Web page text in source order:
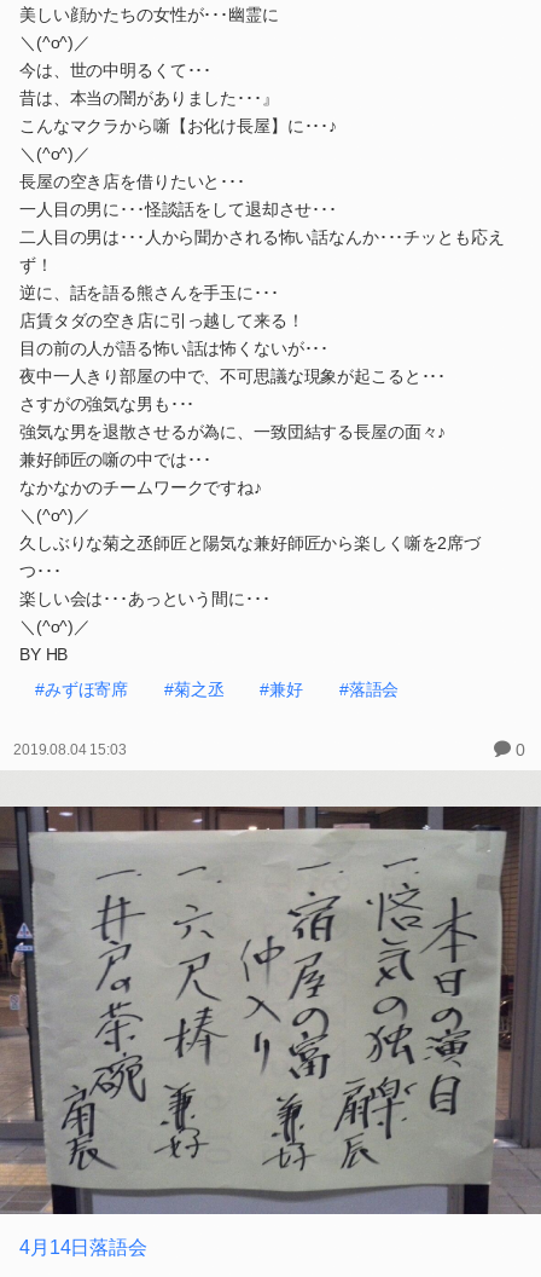
美しい顔かたちの女性が･･･幽霊に
＼(^o^)／
今は、世の中明るくて･･･
昔は、本当の闇がありました･･･』
こんなマクラから噺【お化け長屋】に･･･♪
＼(^o^)／
長屋の空き店を借りたいと･･･
一人目の男に･･･怪談話をして退却させ･･･
二人目の男は･･･人から聞かされる怖い話なんか･･･チッとも応え
ず！
逆に、話を語る熊さんを手玉に･･･
店賃タダの空き店に引っ越して来る！
目の前の人が語る怖い話は怖くないが･･･
夜中一人きり部屋の中で、不可思議な現象が起こると･･･
さすがの強気な男も･･･
強気な男を退散させるが為に、一致団結する長屋の面々♪
兼好師匠の噺の中では･･･
なかなかのチームワークですね♪
＼(^o^)／
久しぶりな菊之丞師匠と陽気な兼好師匠から楽しく噺を2席づ
つ･･･
楽しい会は･･･あっという間に･･･
＼(^o^)／
BY HB
#みずほ寄席
#菊之丞 #兼好 #落語会
2019.08.04 15:03 0
4月14日落語会